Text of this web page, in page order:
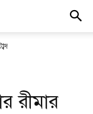
রীমার